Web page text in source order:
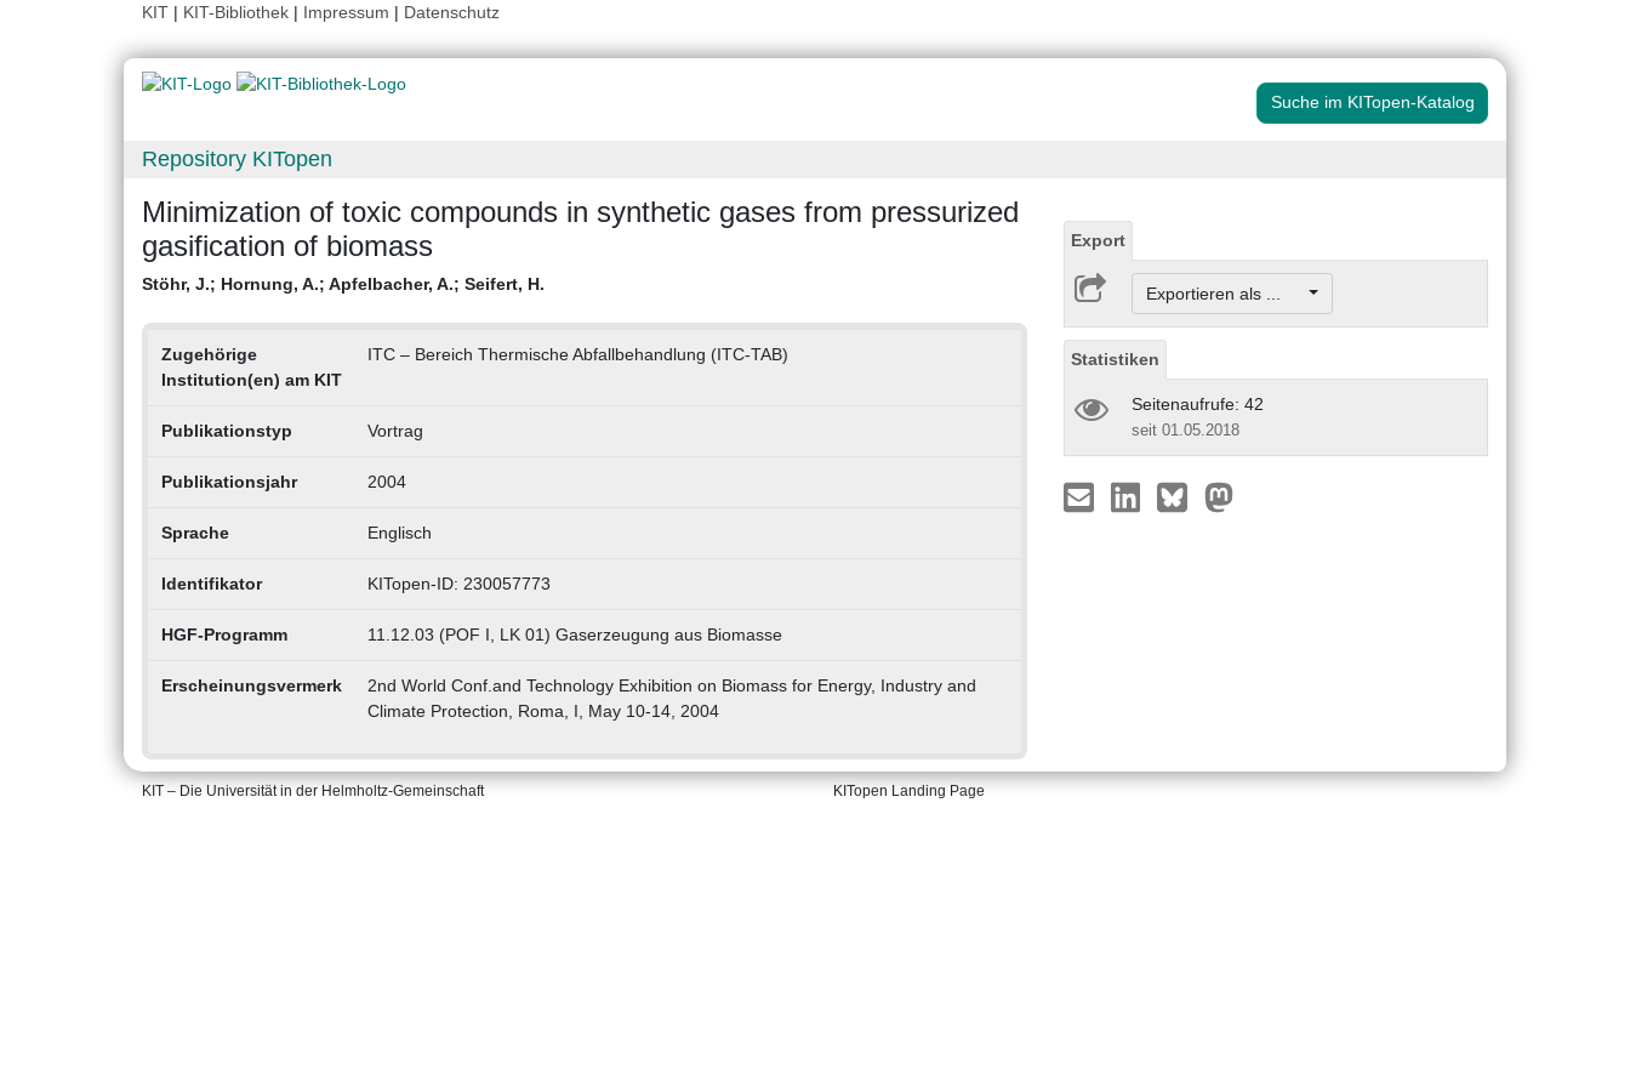
KIT | KIT-Bibliothek | Impressum | Datenschutz
Suche im KITopen-Katalog
Repository KITopen
Minimization of toxic compounds in synthetic gases from pressurized
gasification of biomass
Stöhr, J.; Hornung, A.; Apfelbacher, A.; Seifert, H.
Zugehörige
Institution(en) am KIT
ITC – Bereich Thermische Abfallbehandlung (ITC-TAB)
Publikationstyp Vortrag
Publikationsjahr 2004
Sprache Englisch
Identifikator KITopen-ID: 230057773
HGF-Programm 11.12.03 (POF I, LK 01) Gaserzeugung aus Biomasse
Erscheinungsvermerk
2nd World Conf.and Technology Exhibition on Biomass for Energy, Industry and
Climate Protection, Roma, I, May 10-14, 2004
Export
Exportieren als ...
Statistiken
Seitenaufrufe: 42
seit 01.05.2018
KIT – Die Universität in der Helmholtz-Gemeinschaft KITopen Landing Page